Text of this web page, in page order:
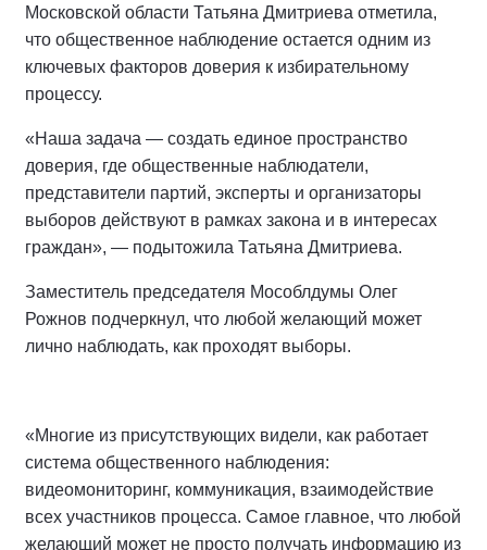
Московской области Татьяна Дмитриева отметила,
что общественное наблюдение остается одним из
ключевых факторов доверия к избирательному
процессу.
«Наша задача — создать единое пространство
доверия, где общественные наблюдатели,
представители партий, эксперты и организаторы
выборов действуют в рамках закона и в интересах
граждан», — подытожила Татьяна Дмитриева.
Заместитель председателя Мособлдумы Олег
Рожнов подчеркнул, что любой желающий может
лично наблюдать, как проходят выборы.
«Многие из присутствующих видели, как работает
система общественного наблюдения:
видеомониторинг, коммуникация, взаимодействие
всех участников процесса. Самое главное, что любой
желающий может не просто получать информацию из